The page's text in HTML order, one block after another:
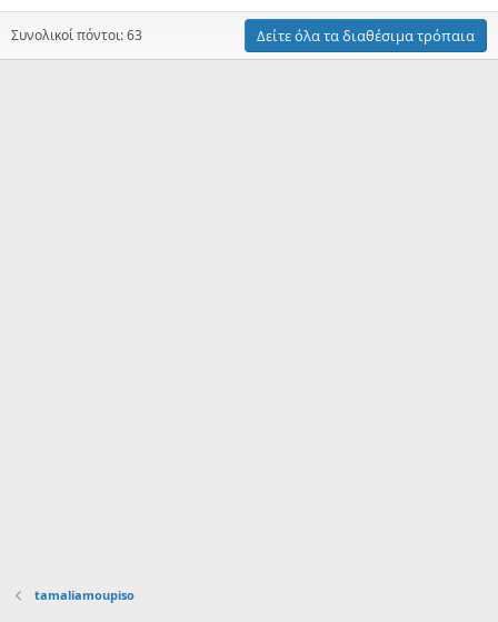
Συνολικοί πόντοι: 63 Δείτε όλα τα διαθέσιμα τρόπαια
tamaliamoupiso